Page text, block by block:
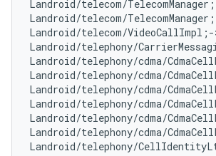
Landroid/telecom/
Landroid/telecom/
Landroid/telecom/
Landroid/telephony/
Landroid/telephony/cdma/
Landroid/telephony/cdma/
Landroid/telephony/cdma/
Landroid/telephony/cdma/
Landroid/telephony/cdma/
Landroid/telephony/cdma/
Landroid/telephony/